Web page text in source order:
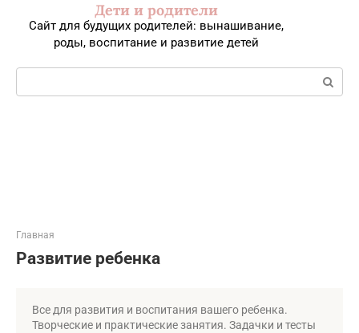
Дети и родители
Сайт для будущих родителей: вынашивание,
роды, воспитание и развитие детей
Поиск:
Главная
Развитие ребенка
Все для развития и воспитания вашего ребенка.
Творческие и практические занятия. Задачки и тесты